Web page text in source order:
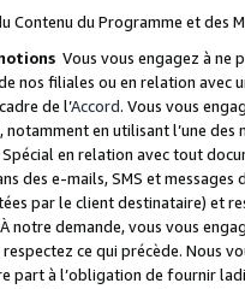
du Programme et des
Vous vous engagez à ne
nos filiales ou en relation avec
de l’Accord. Vous vous
en utilisant l’une
en relation avec tout
des e-mails, SMS et
par le client destinataire) et
notre demande, vous vous
ce qui précède. Nous
part à l’obligation de fournir